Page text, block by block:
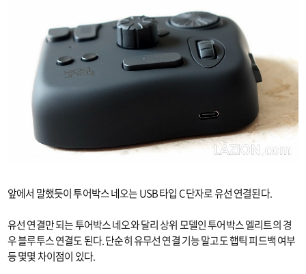
앞에서 말했듯이 투어박스 네오는 USB 타입 C 단자로 유선 연결된다.
유선 연결만 되는 투어박스 네오와 달리 상위 모델인 투어박스 엘리트의 경
우 블루투스 연결도 된다. 단순히 유무선 연결 기능 말고도 햅틱 피드백 여부
등 몇몇 차이점이 있다.